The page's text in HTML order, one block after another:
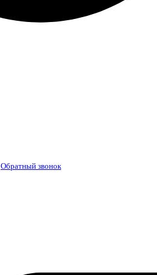
Обратный звонок